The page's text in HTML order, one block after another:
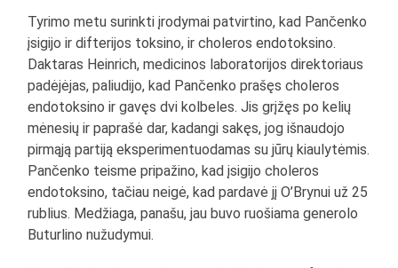
Tyrimo metu surinkti įrodymai patvirtino, kad Pančenko
įsigijo ir difterijos toksino, ir choleros endotoksino.
Daktaras Heinrich, medicinos laboratorijos direktoriaus
padėjėjas, paliudijo, kad Pančenko prašęs choleros
endotoksino ir gavęs dvi kolbeles. Jis grįžęs po kelių
mėnesių ir paprašė dar, kadangi sakęs, jog išnaudojo
pirmąją partiją eksperimentuodamas su jūrų kiaulytėmis.
Pančenko teisme pripažino, kad įsigijo choleros
endotoksino, tačiau neigė, kad pardavė jį O’Brynui už 25
rublius. Medžiaga, panašu, jau buvo ruošiama generolo
Buturlino nužudymui.